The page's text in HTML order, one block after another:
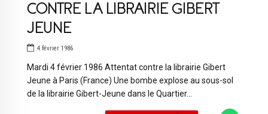
CONTRE LA LIBRAIRIE GIBERT
JEUNE
4 février 1986
Mardi 4 février 1986 Attentat contre la librairie Gibert
Jeune à Paris (France) Une bombe explose au sous-sol
de la librairie Gibert-Jeune dans le Quartier...